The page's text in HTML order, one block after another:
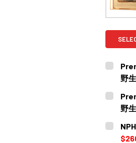
野
CURRENT
STOCK:
野
CURRENT
STOCK: